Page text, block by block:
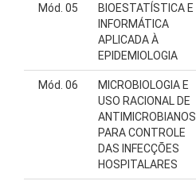
Mód. 05
BIOESTATÍSTICA E
INFORMÁTICA
APLICADA À
EPIDEMIOLOGIA
Mód. 06
MICROBIOLOGIA E
USO RACIONAL DE
ANTIMICROBIANOS
PARA CONTROLE
DAS INFECÇÕES
HOSPITALARES